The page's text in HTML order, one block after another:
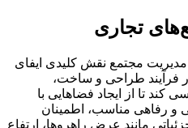
تجاری
مجتمع نقش کلیدی ایفای
فرآیند طراحی و ساخت،
تا از ایجاد فضاهایی با
و رفاهی مناسب، اطمینان
مانند عرض راهروها، ارتفاع